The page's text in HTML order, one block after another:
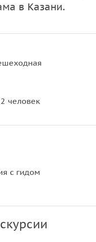
в Казани.
человек
с гидом